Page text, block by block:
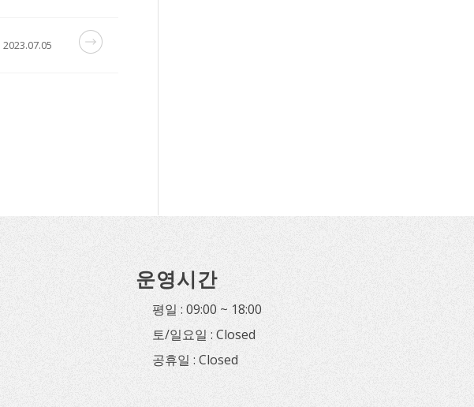
2023.07.05
운영시간
평일 : 09:00 ~ 18:00
토/일요일 : Closed
공휴일 : Closed